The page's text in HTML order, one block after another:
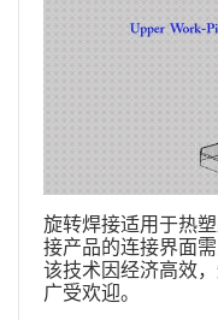
旋转焊接适用于热
接产品的连接界面
该技术因经济高效
广受欢迎。